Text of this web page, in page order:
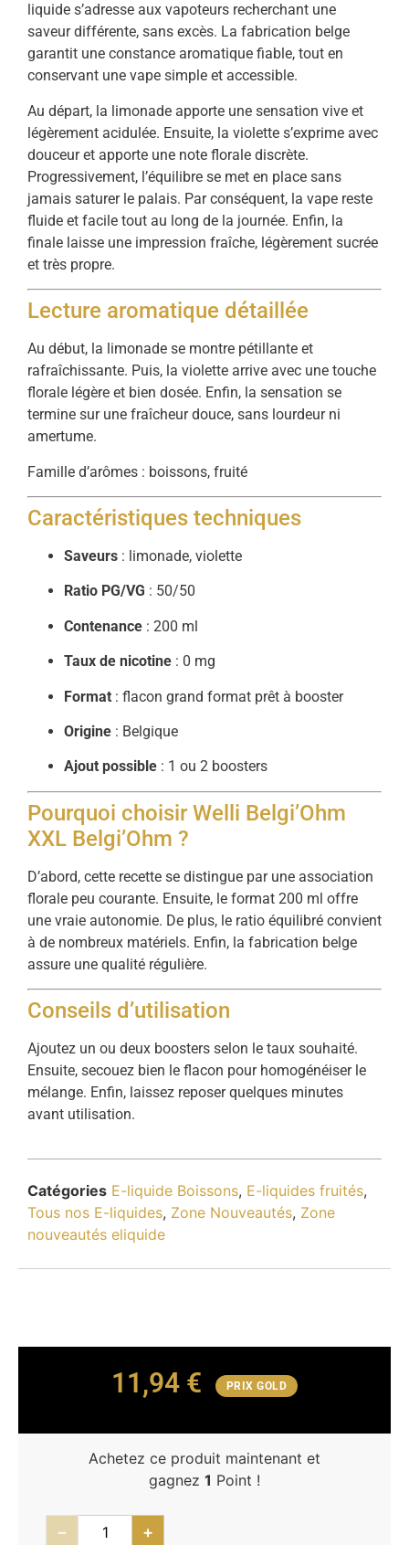
liquide s’adresse aux vapoteurs recherchant une
saveur différente, sans excès. La fabrication belge
garantit une constance aromatique fiable, tout en
conservant une vape simple et accessible.
Au départ, la limonade apporte une sensation vive et
légèrement acidulée. Ensuite, la violette s’exprime avec
douceur et apporte une note florale discrète.
Progressivement, l’équilibre se met en place sans
jamais saturer le palais. Par conséquent, la vape reste
fluide et facile tout au long de la journée. Enfin, la
finale laisse une impression fraîche, légèrement sucrée
et très propre.
Lecture aromatique détaillée
Au début, la limonade se montre pétillante et
rafraîchissante. Puis, la violette arrive avec une touche
florale légère et bien dosée. Enfin, la sensation se
termine sur une fraîcheur douce, sans lourdeur ni
amertume.
Famille d’arômes : boissons, fruité
Caractéristiques techniques
Saveurs : limonade, violette
Ratio PG/VG : 50/50
Contenance : 200 ml
Taux de nicotine : 0 mg
Format : flacon grand format prêt à booster
Origine : Belgique
Ajout possible : 1 ou 2 boosters
Pourquoi choisir Welli Belgi’Ohm
XXL Belgi’Ohm ?
D’abord, cette recette se distingue par une association
florale peu courante. Ensuite, le format 200 ml offre
une vraie autonomie. De plus, le ratio équilibré convient
à de nombreux matériels. Enfin, la fabrication belge
assure une qualité régulière.
Conseils d’utilisation
Ajoutez un ou deux boosters selon le taux souhaité.
Ensuite, secouez bien le flacon pour homogénéiser le
mélange. Enfin, laissez reposer quelques minutes
avant utilisation.
Catégories E-liquide Boissons, E-liquides fruités,
Tous nos E-liquides, Zone Nouveautés, Zone
nouveautés eliquide
11,94 € PRIX GOLD
Achetez ce produit maintenant et
gagnez 1 Point !
− +